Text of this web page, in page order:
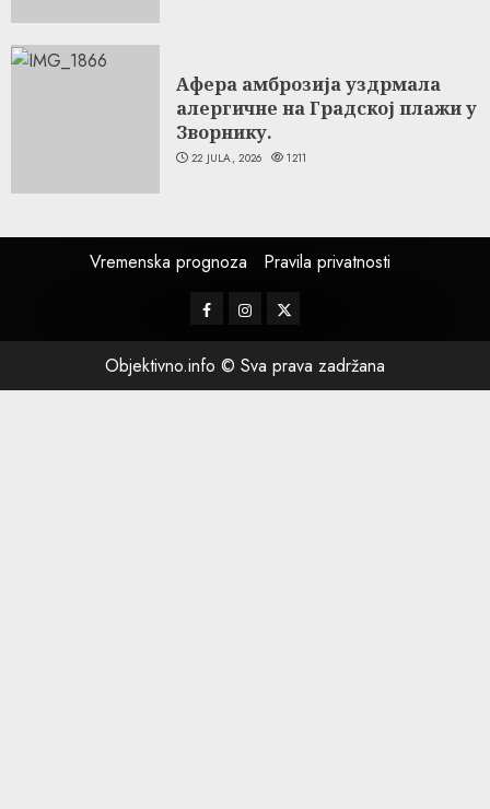
Афера амброзија уздрмала
алергичне на Градској плажи у
Зворнику.
22 JULA, 2026 1211
Vremenska prognoza Pravila privatnosti
FacebookInstagram
Twitter
Objektivno.info © Sva prava zadržana